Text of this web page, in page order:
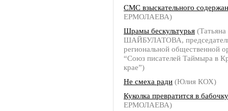
СМС взыскательного
ЕРМОЛАЕВА)
Шрамы бескультурья (Татьяна
ШАЙБУЛАТОВА,
региональной общественной
“Союз писателей Таймыра в
крае”)
Не смеха ради (Юлия КОХ)
Куколка превратится в бабочку
ЕРМОЛАЕВА)